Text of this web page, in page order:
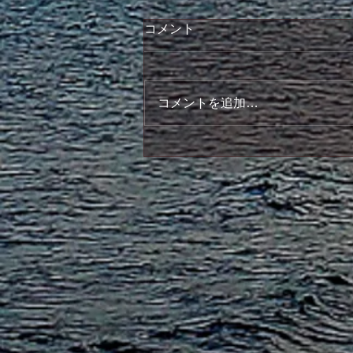
7月12日 法話会のご案内
コメント
コメントを追加…